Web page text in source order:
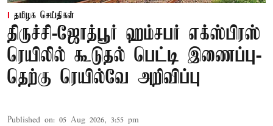
தமிழக செய்திகள்
திருச்சி-ஜோத்பூர் ஹம்சபர் எக்ஸ்பிரஸ்
ரெயிலில் கூடுதல் பெட்டி இணைப்பு-
தெற்கு ரெயில்வே அறிவிப்பு
Published on: 05 Aug 2026, 3:55 pm